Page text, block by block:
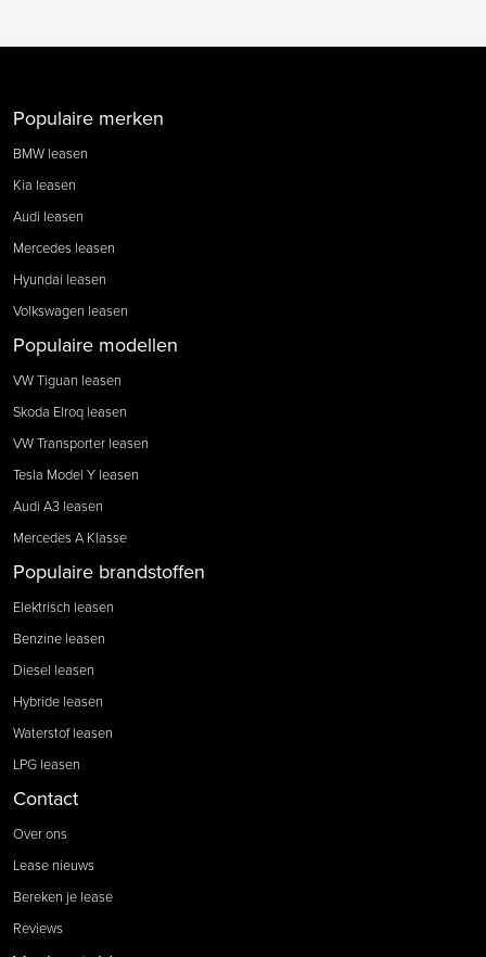
Populaire merken
BMW leasen
Kia leasen
Audi leasen
Mercedes leasen
Hyundai leasen
Volkswagen leasen
Populaire modellen
VW Tiguan leasen
Skoda Elroq leasen
VW Transporter leasen
Tesla Model Y leasen
Audi A3 leasen
Mercedes A Klasse
Populaire brandstoffen
Elektrisch leasen
Benzine leasen
Diesel leasen
Hybride leasen
Waterstof leasen
LPG leasen
Contact
Over ons
Lease nieuws
Bereken je lease
Reviews